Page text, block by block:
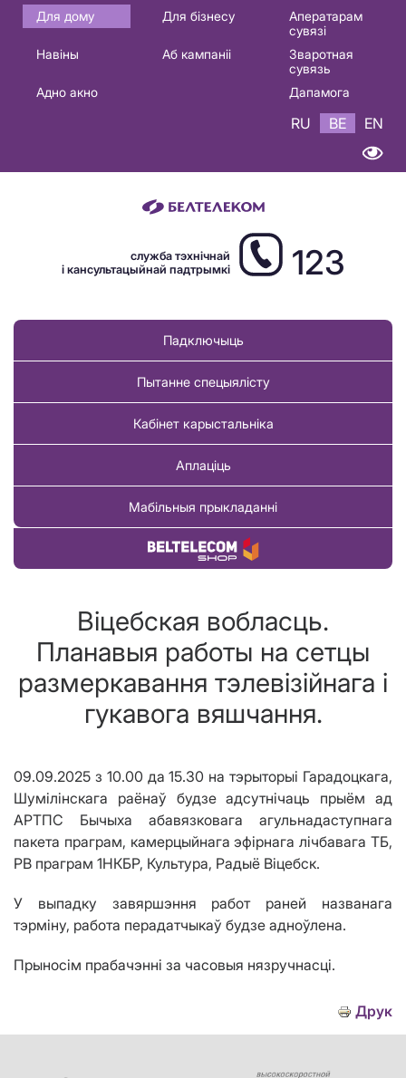
Основная
навигация
Для дому Для бізнесу
Аператарам
сувязі
Навіны
Аб кампаніі
Зваротная
сувязь
Адно акно
Дапамога
RU BE EN
служба тэхнічнай
і кансультацыйнай падтрымкі
123
Падключыць
Пытанне спецыялісту
Кабінет карыстальніка
Аплаціць
Мабільныя прыкладанні
Купіць тавар
Віцебская вобласць.
Планавыя работы на сетцы
размеркавання тэлевізійнага і
гукавога вяшчання.
09.09.2025 з 10.00 да15.30 на тэрыторыі Гарадоцкага,
Шумілінскага раёнаў будзе адсутнічаць прыём ад
АРТПС Бычыха абавязковага агульнадаступнага
пакета праграм, камерцыйнага эфірнага лічбавага ТБ,
РВ праграм 1НКБР, Культура, Радыё Віцебск.
У выпадку завяршэння работ раней названага
тэрміну, работа перадатчыкаў будзе адноўлена.
Прыносім прабачэнні за часовыя нязручнасці.
Друк